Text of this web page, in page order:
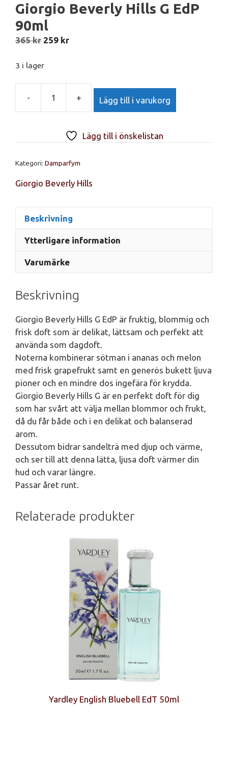
Giorgio Beverly Hills G EdP
90ml
365kr Det
priset
259 krDet
259 kr.
3 i lager
-
Giorgio
G
mängd
+ Lägg till i varukorg
Lägg till i önskelistan
Kategori: Damparfym
Giorgio Beverly Hills
Beskrivning
Ytterligare information
Varumärke
Beskrivning
Giorgio Beverly Hills G EdP är fruktig, blommig och
frisk doft som är delikat, lättsam och perfekt att
använda som dagdoft.
Noterna kombinerar sötman i ananas och melon
med frisk grapefrukt samt en generös bukett ljuva
pioner och en mindre dos ingefära för krydda.
Giorgio Beverly Hills G är en perfekt doft för dig
som har svårt att välja mellan blommor och frukt,
då du får både och i en delikat och balanserad
arom.
Dessutom bidrar sandelträ med djup och värme,
och ser till att denna lätta, ljusa doft värmer din
hud och varar längre.
Passar året runt.
Relaterade produkter
Yardley English Bluebell EdT 50ml